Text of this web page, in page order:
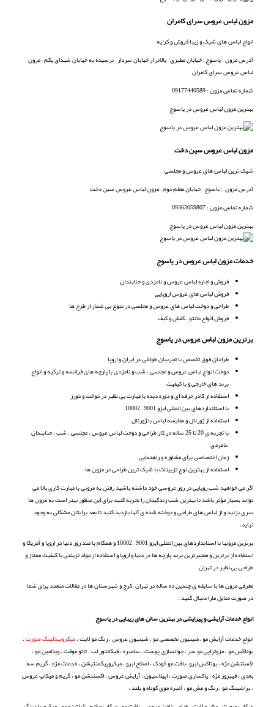
مزون لباس عروس سرای کامران
انواع لباس های شیک و زیبا فروش و کرایه
آدرس مزون : یاسوج – خیابان مطهری – بالاتر از خیابان سردار – نرسیده به خیابان شهدای یکم – مزون
لباس عروس سرای کامران
شماره تماس مزون : 09177440589
بهترین مزون لباس عروس در یاسوج
مزون لباس عروس سین دخت
شیک ترین لباس های عروس و مجلسی
آدرس مزون : یاسوج – خیابان معلم دوم – مزون لباس عروس سین دخت
شماره تماس مزون : 09363059807
بهترین مزون لباس عروس در یاسوج
خدمات مزون لباس عروس در یاسوج
فروش و اجاره لباس عروس و نامزدی و حنابندان
فروش لباس های عروس اروپایی
طراحی و دوخت لباس های عروس و مجلسی در تنوع بی شمار از طرح ها
فروش انواع مانتو ، کفش و کیف
برترین مزون لباس عروس در یاسوج
طراحان فوق تخصص با تجربیان طولانی در ایران و اروپا
دوخت انواع لباس عروس و مجلسی ، شب و نامزدی با پارچه های فرانسه و ترکیه و انواع
برند های خارجی و با کیفیت
استفاده از کادر حرفه ای و دوره دیده با مهارت بی نظیر در دوخت و دورز
با استانداردهای بین المللی ایزو 9001 – 10002
استفاده از ژورنال و مقایسه لباس با ژورنال
با تجربه ی 20 تا 25 ساله در کار طراحی و دوخت لباس عروس ، مجلسی ، شب ، حنابندان
،نامزدی
زمان اختصاصی برای مشاوره و راهنمایی
استفاده از بهترین نوع تزیینات با شیک ترین طراحی در مزون ها
اگر می خواهید شب رویایی در روز عروسی خود داشته باشید رفتن به مزونی با مهارت کاری بالا می
تواند بسیار مؤثر باشد تا بهترین شب زندگیتان را تجربه کنید برای این منظور بهتر است به مزون ها
سری بزنید و از لباس های طراحی و دوخته شده ی آنها بازدید کنید تا بعد برایتان مشکلی به وجود
نیاید.
برترین مزونها با استانداردهای بین المللی ایزو 9001 – 10002 و همگام با متد روز دنیا در اروپا و آمریکا و
استفاده از برترین و معتبرترین برند پارچه ها در دنیا و اروپا و استفاده از مواد تزیئنی با کیفیت ممتاز و
طراحی بی نظیر در تهران
معرفی مزون ها با سابقه ی چندین ده ساله در تهران ،کرج و شهرستان ها در مقالات متعدد برای شما
در صورت تمایل مارا دنبال کنید .
انواع خدمات آرایشی و پیرایشی در بهترین سالن های زیبایی در یاسوج
انواع خدمات آرایش مو ،شینیون تخصصی مو ، شینیون عروس ، رنگ مو لایت ،میکرونیدلینگ صورت،
بوتاکس مو ، مزوتراپی مو سر ، جوانسازی پوست ، سامبره ، فیکانتور لب ، تاتو موقت ، ویتامین مو ،
اکستنشن مژه ، بوتاکس ابرو ،بافت مو کودک ، اصلاح ابرو ، میکروپیگمنتیشن ، خدمات مژه ، گریم سه
بعدی ، فیبروز مژه ، پاکسازی صورت ، اپیلاسیون ، آرایش عروس ، اکستنشن مو ، گریم و میکاپ عروس
، براشینگ مو ، رنگ و مش مو ، آمبره موی کوتاه و بلند ،